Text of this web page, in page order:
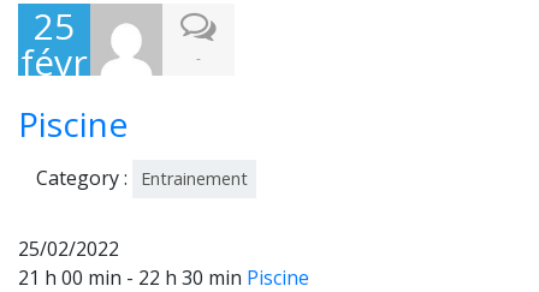
25
févr
202
2
-
Piscine
Category : Entrainement
25/02/2022
21 h 00 min - 22 h 30 min Piscine